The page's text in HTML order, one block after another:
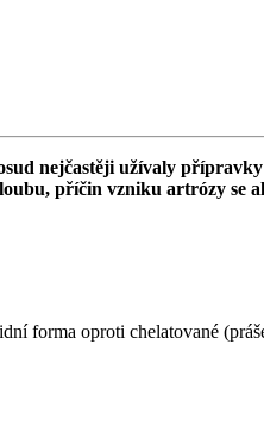
nejčastěji užívaly
příčin vzniku artrózy se
forma oproti chelatované